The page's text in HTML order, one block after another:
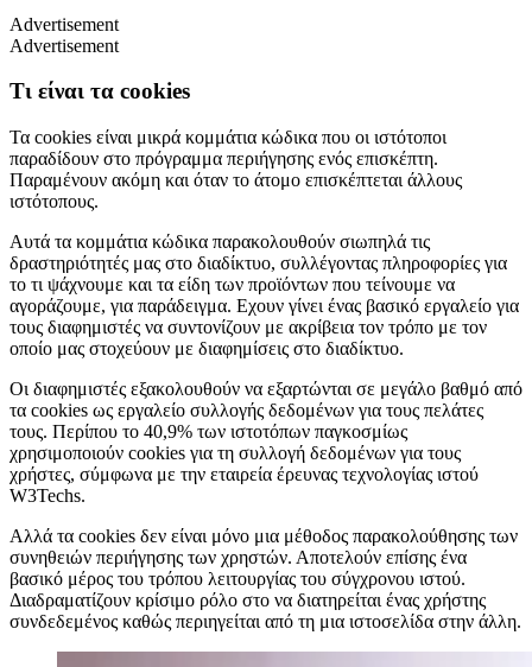
Advertisement
Advertisement
Τι είναι τα cookies
Τα cookies είναι μικρά κομμάτια κώδικα που οι ιστότοποι
παραδίδουν στο πρόγραμμα περιήγησης ενός επισκέπτη.
Παραμένουν ακόμη και όταν το άτομο επισκέπτεται άλλους
ιστότοπους.
Αυτά τα κομμάτια κώδικα παρακολουθούν σιωπηλά τις
δραστηριότητές μας στο διαδίκτυο, συλλέγοντας πληροφορίες για
το τι ψάχνουμε και τα είδη των προϊόντων που τείνουμε να
αγοράζουμε, για παράδειγμα. Εχουν γίνει ένας βασικό εργαλείο για
τους διαφημιστές να συντονίζουν με ακρίβεια τον τρόπο με τον
οποίο μας στοχεύουν με διαφημίσεις στο διαδίκτυο.
Οι διαφημιστές εξακολουθούν να εξαρτώνται σε μεγάλο βαθμό από
τα cookies ως εργαλείο συλλογής δεδομένων για τους πελάτες
τους. Περίπου το 40,9% των ιστοτόπων παγκοσμίως
χρησιμοποιούν cookies για τη συλλογή δεδομένων για τους
χρήστες, σύμφωνα με την εταιρεία έρευνας τεχνολογίας ιστού
W3Techs.
Αλλά τα cookies δεν είναι μόνο μια μέθοδος παρακολούθησης των
συνηθειών περιήγησης των χρηστών. Αποτελούν επίσης ένα
βασικό μέρος του τρόπου λειτουργίας του σύγχρονου ιστού.
Διαδραματίζουν κρίσιμο ρόλο στο να διατηρείται ένας χρήστης
συνδεδεμένος καθώς περιηγείται από τη μια ιστοσελίδα στην άλλη.